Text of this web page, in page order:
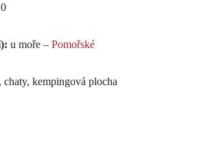
u moře – Pomořské
chaty, kempingová plocha